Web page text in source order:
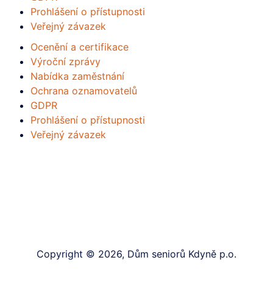
Prohlášení o přístupnosti
Veřejný závazek
Ocenění a certifikace
Výroční zprávy
Nabídka zaměstnání
Ochrana oznamovatelů
GDPR
Prohlášení o přístupnosti
Veřejný závazek
Copyright © 2026, Dům seniorů Kdyně p.o.